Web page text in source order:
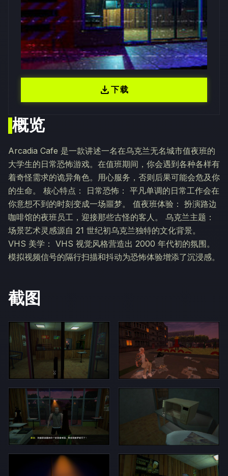
概览
Arcadia Cafe 是一款讲述一名在乌克兰无名城市值夜班的
大学生的日常恐怖游戏。在值班期间，你会遇到各种各样有
着奇怪需求的诡异角色。用心服务，否则后果可能会危及你
的生命。 核心特点： 日常恐怖： 平凡单调的日常工作会在
你意想不到的时刻变成一场噩梦。 值夜班体验： 扮演路边
咖啡馆的夜班员工，迎接那些古怪的客人。 乌克兰主题：
场景艺术灵感源自 21 世纪初乌克兰独特的文化背景。
VHS 美学： VHS 视觉风格营造出 2000 年代初的氛围。
模拟视频信号的隔行扫描和抖动为恐怖体验增添了沉浸感。
截图
download下载